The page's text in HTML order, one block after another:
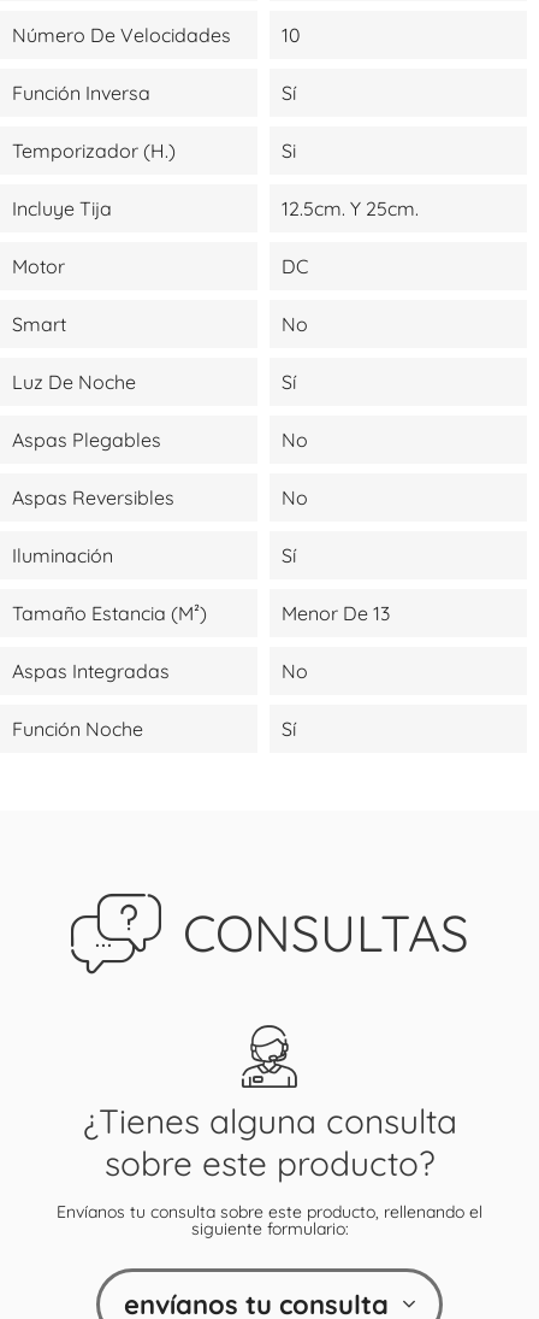
Número De Velocidades 10
Función Inversa Sí
Temporizador (H.) Si
Incluye Tija 12.5cm. Y 25cm.
Motor DC
Smart No
Luz De Noche Sí
Aspas Plegables No
Aspas Reversibles No
Iluminación Sí
Tamaño Estancia (m²) Menor De 13
Aspas Integradas No
Función Noche Sí
CONSULTAS
¿Tienes alguna consulta
sobre este producto?
Envíanos tu consulta sobre este producto, rellenando el
siguiente formulario:
envíanos tu consulta